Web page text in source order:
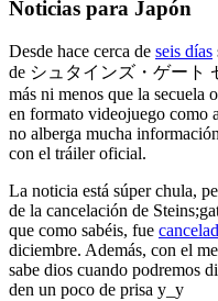
Noticias para Japón
Desde hace cerca de seis días
de シュタインズ・ゲート
más ni menos que la secuela
en formato videojuego como
no alberga mucha
con el tráiler oficial.
La noticia está súper chula,
de la cancelación de
que como sabéis, fue
diciembre. Además, con el
sabe dios cuando podremos
den un poco de prisa y_y